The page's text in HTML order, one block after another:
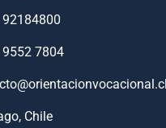
7804
Chile